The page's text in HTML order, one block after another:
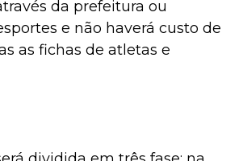
da prefeitura ou
e não haverá custo de
as fichas de atletas e